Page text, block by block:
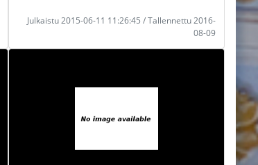
Julkaistu 2015-06-11 11:26:45 / Tallennettu 2016-
08-09